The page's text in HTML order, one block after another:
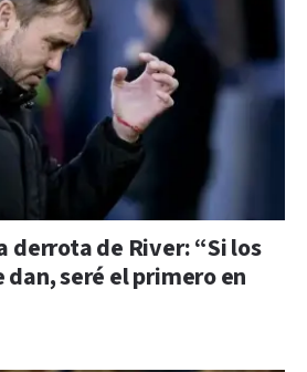
derrota de River: “Si los
dan, seré el primero en